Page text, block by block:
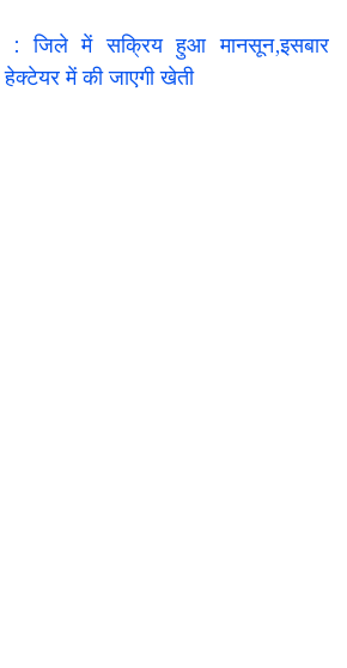
जिले में सक्रिय हुआ मानसून,इसबार
में की जाएगी खेती